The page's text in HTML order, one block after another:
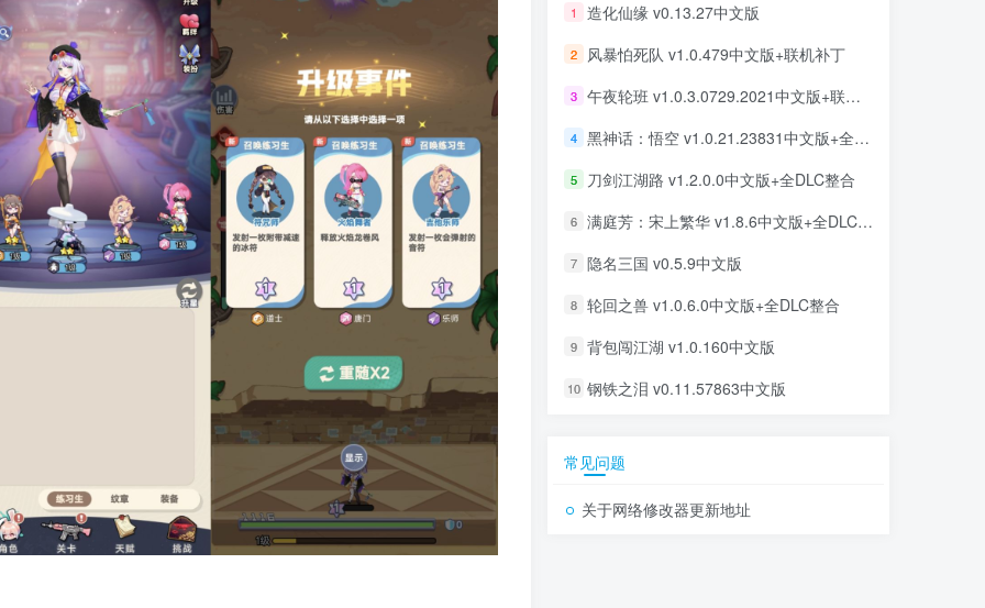
1 造化仙缘 v0.13.27中文版
2 风暴怕死队 v1.0.479中文版+联机补丁
3 午夜轮班 v1.0.3.0729.2021中文版+联机补丁
4 黑神话：悟空 v1.0.21.23831中文版+全DLC整合
5 刀剑江湖路 v1.2.0.0中文版+全DLC整合
6 满庭芳：宋上繁华 v1.8.6中文版+全DLC整合
7 隐名三国 v0.5.9中文版
8 轮回之兽 v1.0.6.0中文版+全DLC整合
9 背包闯江湖 v1.0.160中文版
10 钢铁之泪 v0.11.57863中文版
常见问题
关于网络修改器更新地址